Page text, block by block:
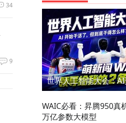
34
9
WAIC必看：昇腾950真
万亿参数大模型